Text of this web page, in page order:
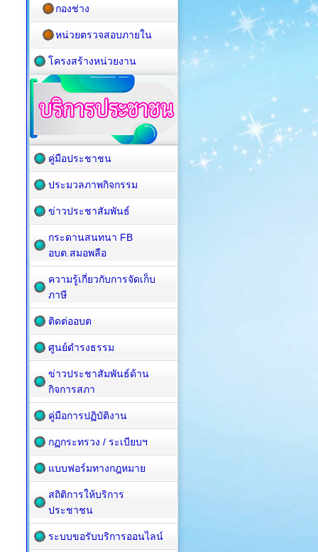
กองช่าง
หน่วยตรวจสอบภายใน
โครงสร้างหน่วยงาน
คู่มือประชาชน
ประมวลภาพกิจกรรม
ข่าวประชาสัมพันธ์
กระดานสนทนา FB
อบต.สมอพลือ
ความรู้เกี่ยวกับการจัดเก็บ
ภาษี
ติดต่ออบต
ศูนย์ดำรงธรรม
ข่าวประชาสัมพันธ์ด้าน
กิจการสภา
คู่มือการปฏิบัติงาน
กฏกระทรวง / ระเบียบฯ
แบบฟอร์มทางกฎหมาย
สถิติการให้บริการ
ประชาชน
ระบบขอรับบริการออนไลน์